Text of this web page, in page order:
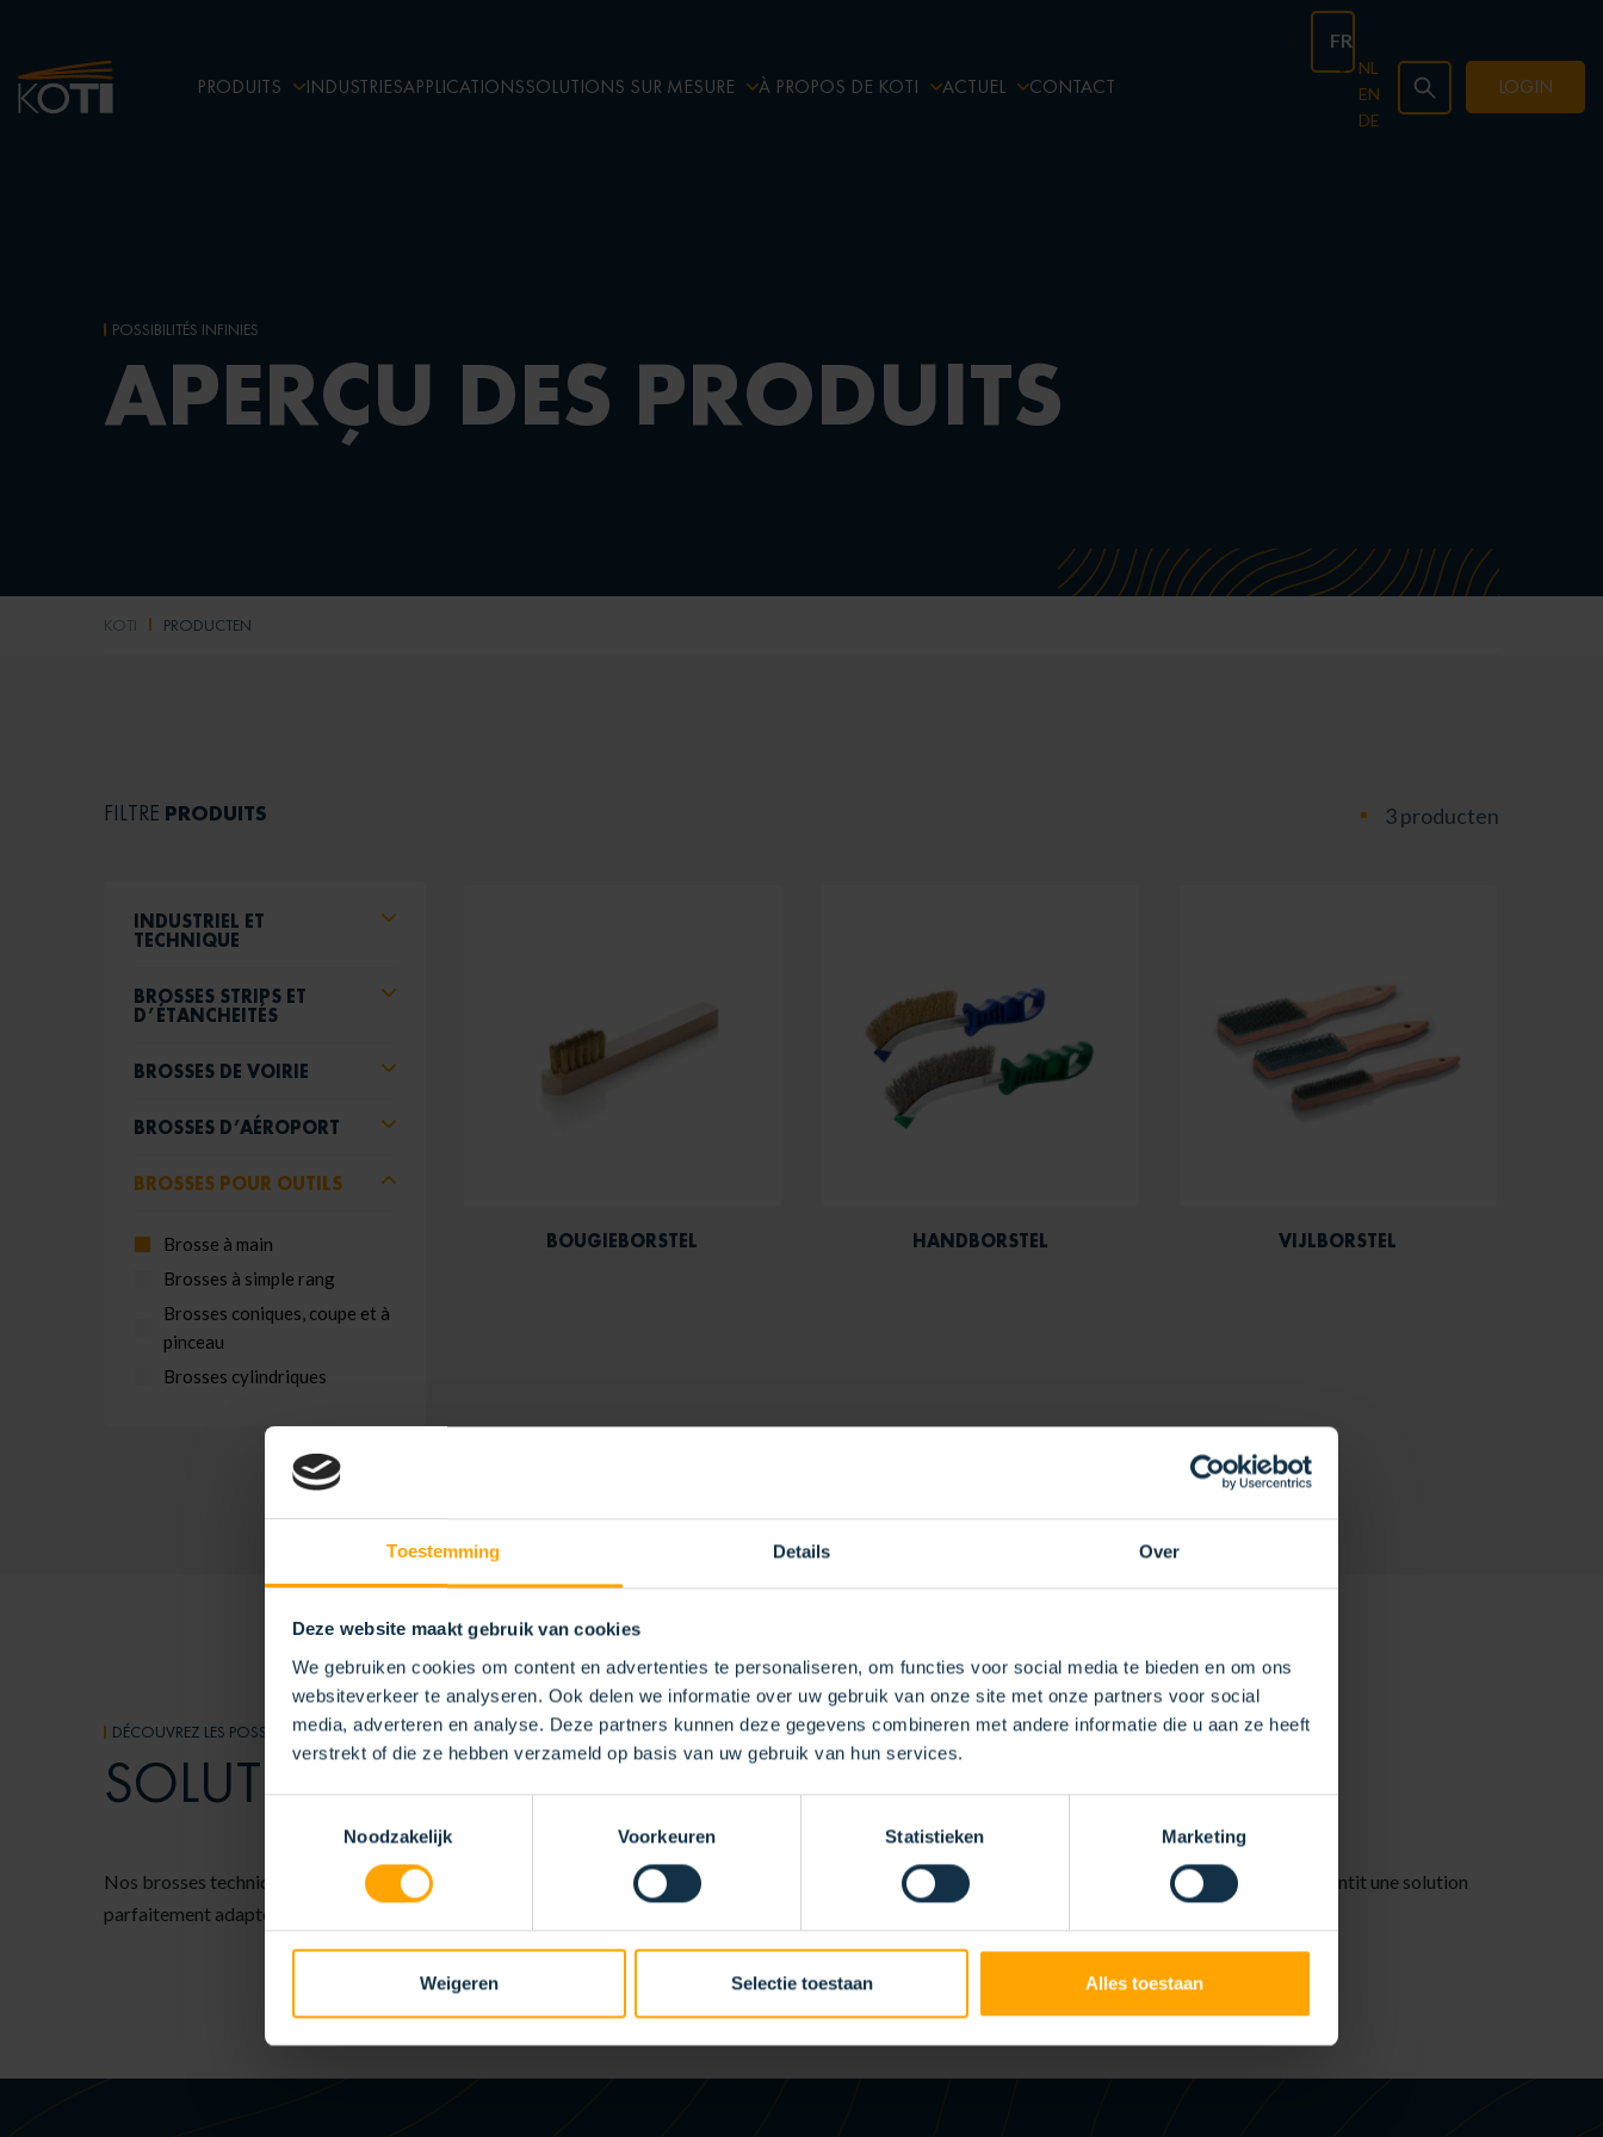
Toestemming Details Over
Deze website maakt gebruik van cookies
We gebruiken cookies om content en advertenties te personaliseren, om functies voor social media te bieden en om ons
websiteverkeer te analyseren. Ook delen we informatie over uw gebruik van onze site met onze partners voor social
media, adverteren en analyse. Deze partners kunnen deze gegevens combineren met andere informatie die u aan ze heeft
verstrekt of die ze hebben verzameld op basis van uw gebruik van hun services.
Noodzakelijk
Voorkeuren Statistieken Marketing
Weigeren Selectie toestaan Alles toestaan
PRODUITS INDUSTRIESAPPLICATIONSSOLUTIONS SUR MESURE À PROPOS DE KOTI ACTUEL CONTACT
FR
NL
EN
DE
LOGIN
POSSIBILITÉS INFINIES
APERÇU DES PRODUITS
KOTI PRODUCTEN
FILTRE PRODUITS
INDUSTRIEL ET
TECHNIQUE
BROSSES STRIPS ET
D’ÉTANCHEITÉS
BROSSES DE VOIRIE
BROSSES D’AÉROPORT
BROSSES POUR OUTILS
Brosse à main
Brosses à simple rang
Brosses coniques, coupe et à
pinceau
Brosses cylindriques
3 producten
BOUGIEBORSTEL HANDBORSTEL VIJLBORSTEL
DÉCOUVREZ LES POSSIBILITÉS
SOLUTIONS DE BROSSESSPÉCIFIQUES AU CLIENT
Nos brosses techniques sont entièrement configurables, ce qui nous permet de les adapter précisément à vos besoins et exigences spécifiques. Cela garantit une solution
parfaitement adaptée à votre application. Contactez-nous pour découvrir les possibilités pour votre projet.